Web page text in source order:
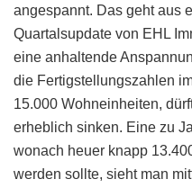
angespannt. Das geht aus
Quartalsupdate von EHL
eine anhaltende
die Fertigstellungszahlen
15.000 Wohneinheiten,
erheblich sinken. Eine zu
wonach heuer knapp
werden sollte, sieht man